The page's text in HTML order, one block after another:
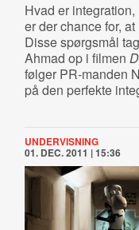
Hvad er
er der chance for,
Disse spørgsmål
Ahmad op i filmen
følger PR‐manden
på den perfekte
UNDERVISNING
01. DEC. 2011 | 15:36